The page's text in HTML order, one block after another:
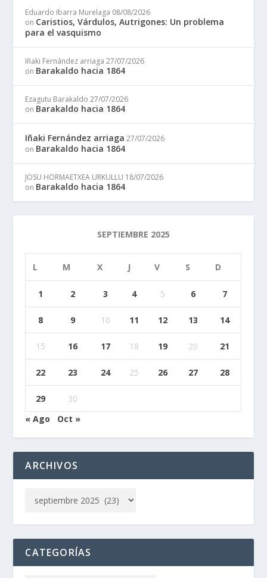
Eduardo Ibarra Murelaga 08/08/2026
on Caristios, Várdulos, Autrigones: Un problema
para el vasquismo
Iñaki Fernández arriaga 27/07/2026
on Barakaldo hacia 1864
Ezagutu Barakaldo 27/07/2026
on Barakaldo hacia 1864
Iñaki Fernández arriaga 27/07/2026
on Barakaldo hacia 1864
JOSU HORMAETXEA URKULLU 18/07/2026
on Barakaldo hacia 1864
SEPTIEMBRE 2025
L M X J V S D
1 2 3 4 5 6 7
8 9 10 11 12 13 14
15 16 17 18 19 20 21
22 23 24 25 26 27 28
29
30
« Ago
Oct »
ARCHIVOS
CATEGORÍAS